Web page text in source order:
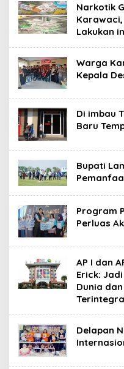
Narkotik
Karawaci,
Lakukan
Warga
Kepala
Di imbau
Baru
Bupati
Program
Perluas
AP I dan
Erick:
Dunia
Delapan